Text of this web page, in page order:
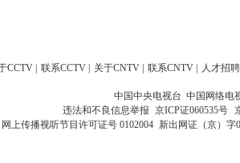
CCTV 联系CCTV 关于CNTV 联系CNTV 人才招聘
中国中央电视台 中国网络电
违法和不良信息举报 京ICP证060535号
网上传播视听节目许可证号 0102004 新出网证（京）